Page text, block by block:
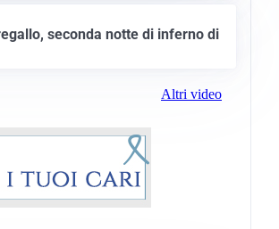
seconda notte di inferno di
Altri video